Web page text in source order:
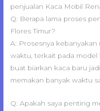
penjualan Kaca Mobil
Q: Berapa lama proses
Flores Timur?
A: Prosesnya
waktu, terkait pada
buat biarkan kaca baru
memakan banyak waktu
Q: Apakah saya penting